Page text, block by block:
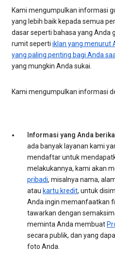
Kami mengumpulkan informasi
yang lebih baik kepada semua
dasar seperti bahasa yang Anda
rumit seperti iklan yang menurut
yang paling penting bagi Anda
yang mungkin Anda sukai.
Kami mengumpulkan informasi
Informasi yang Anda
ada banyak layanan kami
mendaftar untuk
melakukannya, kami akan
pribadi, misalnya nama,
atau kartu kredit, untuk
Anda ingin memanfaatkan
tawarkan dengan
meminta Anda membuat
secara publik, dan yang
foto Anda.